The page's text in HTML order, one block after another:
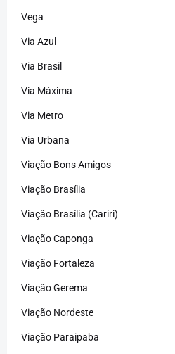
Vega
Via Azul
Via Brasil
Via Máxima
Via Metro
Via Urbana
Viação Bons Amigos
Viação Brasília
Viação Brasília (Cariri)
Viação Caponga
Viação Fortaleza
Viação Gerema
Viação Nordeste
Viação Paraipaba